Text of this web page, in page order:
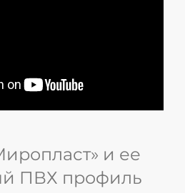
и ее
ПВХ профиль